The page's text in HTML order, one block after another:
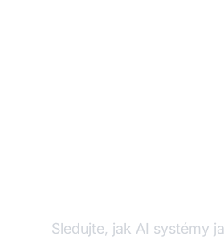
Sledujte, jak AI systémy